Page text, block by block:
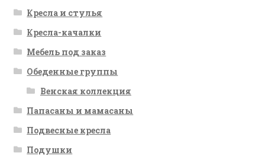
Кресла и стулья
Кресла-качалки
Мебель под заказ
Обеденные группы
Венская коллекция
Папасаны и мамасаны
Подвесные кресла
Подушки